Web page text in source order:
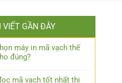
VIẾT GẦN ĐÂY
máy in mã vạch thế
đúng?
mã vạch tốt nhất thị